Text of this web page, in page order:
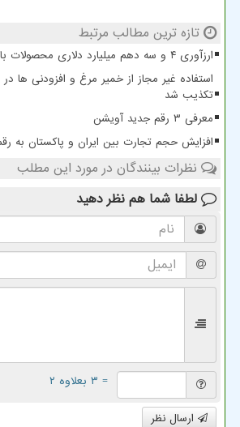
تازه ترین مطالب مرتبط
ارزآوری ۴ و سه دهم میلیارد دلاری محصولات باغی و گلخانه ای
استفاده غیر مجاز از خمیر مرغ و افزودنی ها
تکذیب شد
معرفی ۳ رقم جدید آویشن
افزایش حجم تجارت بین ایران و پاکستان به رقم 10 میلیارد
نظرات بینندگان در مورد این مطلب
لطفا شما هم نظر دهید
= ۳ بعلاوه ۲
ارسال نظر